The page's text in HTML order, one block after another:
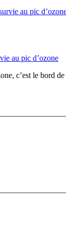
au pic
au pic d’ozone
c’est le bord